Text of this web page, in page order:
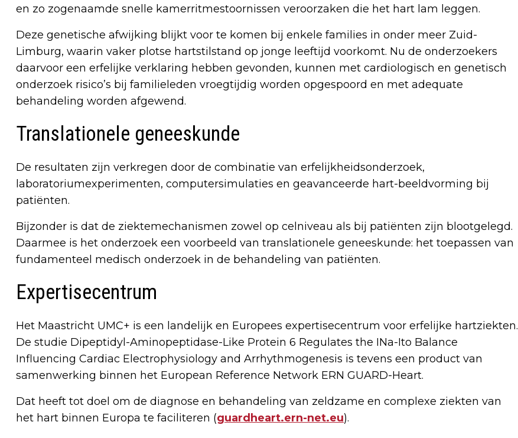
en zo zogenaamde snelle kamerritmestoornissen veroorzaken die het hart lam leggen.
Deze genetische afwijking blijkt voor te komen bij enkele families in onder meer Zuid-
Limburg, waarin vaker plotse hartstilstand op jonge leeftijd voorkomt. Nu de onderzoekers
daarvoor een erfelijke verklaring hebben gevonden, kunnen met cardiologisch en genetisch
onderzoek risico’s bij familieleden vroegtijdig worden opgespoord en met adequate
behandeling worden afgewend.
Translationele geneeskunde
De resultaten zijn verkregen door de combinatie van erfelijkheidsonderzoek,
laboratoriumexperimenten, computersimulaties en geavanceerde hart-beeldvorming bij
patiënten.
Bijzonder is dat de ziektemechanismen zowel op celniveau als bij patiënten zijn blootgelegd.
Daarmee is het onderzoek een voorbeeld van translationele geneeskunde: het toepassen van
fundamenteel medisch onderzoek in de behandeling van patiënten.
Expertisecentrum
Het Maastricht UMC+ is een landelijk en Europees expertisecentrum voor erfelijke hartziekten.
De studie Dipeptidyl-Aminopeptidase-Like Protein 6 Regulates the INa-Ito Balance
Influencing Cardiac Electrophysiology and Arrhythmogenesis is tevens een product van
samenwerking binnen het European Reference Network ERN GUARD-Heart.
Dat heeft tot doel om de diagnose en behandeling van zeldzame en complexe ziekten van
het hart binnen Europa te faciliteren (guardheart.ern-net.eu).